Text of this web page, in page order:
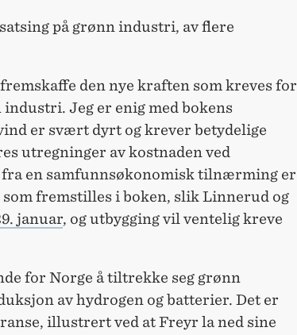
på grønn industri, av flere
den nye kraften som kreves for
industri. Jeg er enig med bokens
er svært dyrt og krever betydelige
utregninger av kostnaden ved
en samfunnsøkonomisk tilnærming er
fremstilles i boken, slik Linnerud og
januar, og utbygging vil ventelig kreve
for Norge å tiltrekke seg grønn
av hydrogen og batterier. Det er
illustrert ved at Freyr la ned sine